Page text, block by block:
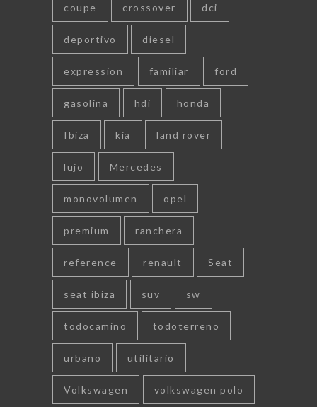
coupe crossover dci
deportivo diesel
expression familiar ford
gasolina hdi honda
Ibiza kia land rover
lujo Mercedes
monovolumen opel
premium ranchera
reference renault Seat
seat ibiza suv sw
todocamino todoterreno
urbano utilitario
Volkswagen volkswagen polo